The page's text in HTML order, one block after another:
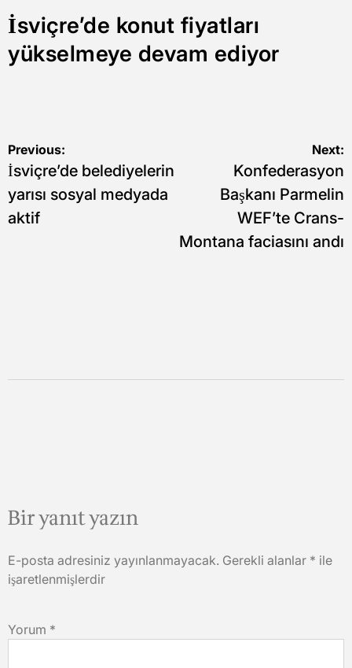
İsviçre’de konut fiyatları
yükselmeye devam ediyor
Yazı
gezinmesi
Previous:
İsviçre’de belediyelerin
yarısı sosyal medyada
aktif
Next:
Konfederasyon
Başkanı Parmelin
WEF’te Crans-
Montana faciasını andı
Bir yanıt yazın
E-posta adresiniz yayınlanmayacak. Gerekli alanlar * ile
işaretlenmişlerdir
Yorum *